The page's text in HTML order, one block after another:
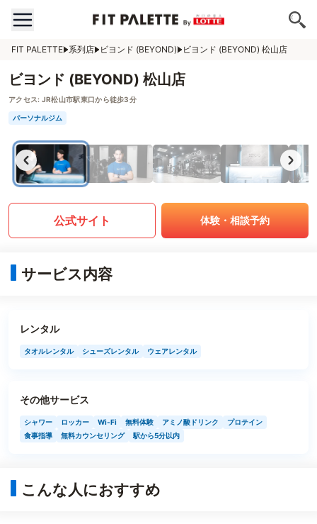
FIT PALETTE 系列店 ビヨンド (BEYOND) ビヨンド (BEYOND) 松山店
ビヨンド (BEYOND) 松山店
アクセス: JR松山市駅東口から徒歩3分
パーソナルジム
公式サイト 体験・相談予約
サービス内容
レンタル
タオルレンタル シューズレンタル ウェアレンタル
その他サービス
シャワー ロッカー Wi-Fi 無料体験 アミノ酸ドリンク
プロテイン
食事指導
無料カウンセリング 駅から5分以内
こんな人におすすめ